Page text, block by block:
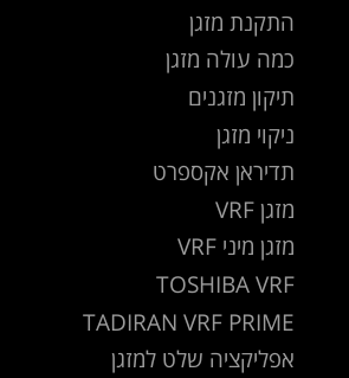
התקנת מזגן
כמה עולה מזגן
תיקון מזגנים
ניקוי מזגן
תדיראן אקספרט
מזגן VRF
מזגן מיני VRF
TOSHIBA VRF
TADIRAN VRF PRIME
אפליקציה שלט למזגן